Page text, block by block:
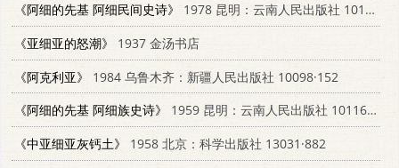
《阿细的先基 阿细民间史诗》
1978 昆明：云南人民出版社 10116·724
《亚细亚的怒潮》
1937 金汤书店
《阿克利亚》
1984 乌鲁木齐：新疆人民出版社 10098·152
《阿细的先基 阿细族史诗》
1959 昆明：云南人民出版社 10116·300
《中亚细亚灰钙土》
1958 北京：科学出版社 13031·882